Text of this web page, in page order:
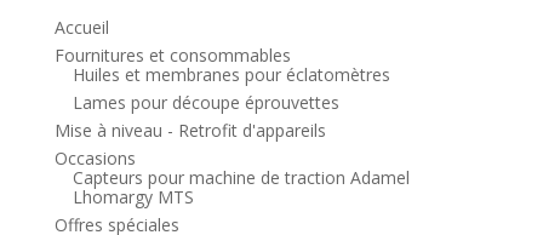
Accueil
Fournitures et consommables
Huiles et membranes pour éclatomètres
Lames pour découpe éprouvettes
Mise à niveau - Retrofit d'appareils
Occasions
Capteurs pour machine de traction Adamel
Lhomargy MTS
Offres spéciales